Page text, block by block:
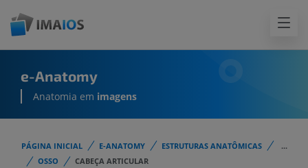
e-Anatomy
Anatomia em imagens
PÁGINA INICIAL E-ANATOMY ESTRUTURAS ANATÔMICAS
...
OSSO
CABEÇA ARTICULAR